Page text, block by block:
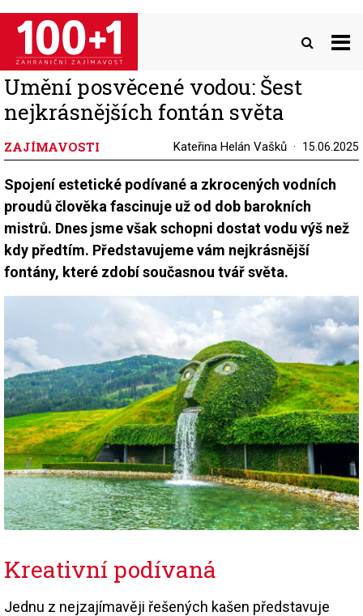
Přejít
hlavnímu
obsahu
Umění posvěcené vodou: Šest
nejkrásnějších fontán světa
ZAJÍMAVOSTI Kateřina Helán Vašků 15.06.2025
Spojení estetické podívané a zkrocených vodních
proudů člověka fascinuje už od dob barokních
mistrů. Dnes jsme však schopni dostat vodu výš než
kdy předtím. Představujeme vám nejkrásnější
fontány, které zdobí současnou tvář světa.
Kreativní podívaná
Jednu z nejzajímavěji řešených kašen představuje